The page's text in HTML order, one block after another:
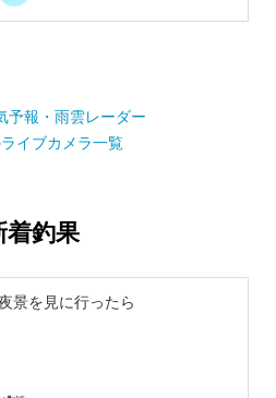
予報・雨雲レーダー
イブカメラ一覧
着釣果
景を見に行ったら